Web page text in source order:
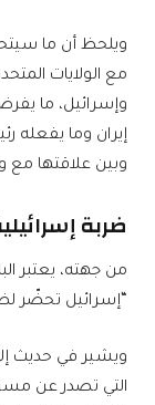
ويلحظ أن ما
مع الولايات
وإسرائيل، ما
إيران وما يفعله
وبين علاقتها
ضربة
من جهته، يعتبر
“إسرائيل تحضّر
ويشير في حديث
التي تصدر عن